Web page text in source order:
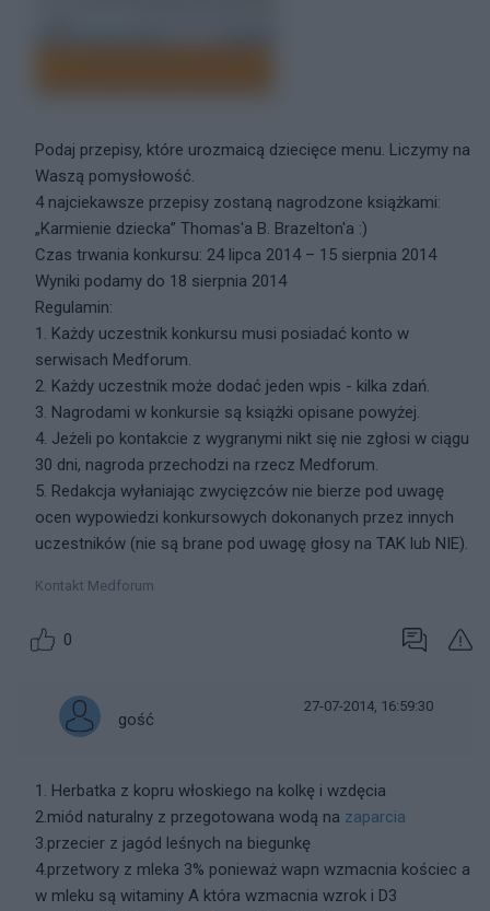
Podaj przepisy, które urozmaicą dziecięce menu. Liczymy na
Waszą pomysłowość.
4 najciekawsze przepisy zostaną nagrodzone książkami:
„Karmienie dziecka” Thomas'a B. Brazelton'a :)
Czas trwania konkursu: 24 lipca 2014 – 15 sierpnia 2014
Wyniki podamy do 18 sierpnia 2014
Regulamin:
1. Każdy uczestnik konkursu musi posiadać konto w
serwisach Medforum.
2. Każdy uczestnik może dodać jeden wpis - kilka zdań.
3. Nagrodami w konkursie są książki opisane powyżej.
4. Jeżeli po kontakcie z wygranymi nikt się nie zgłosi w ciągu
30 dni, nagroda przechodzi na rzecz Medforum.
5. Redakcja wyłaniając zwycięzców nie bierze pod uwagę
ocen wypowiedzi konkursowych dokonanych przez innych
uczestników (nie są brane pod uwagę głosy na TAK lub NIE).
Kontakt Medforum
0
gość
27-07-2014, 16:59:30
1. Herbatka z kopru włoskiego na kolkę i wzdęcia
2.miód naturalny z przegotowana wodą na zaparcia
3.przecier z jagód leśnych na biegunkę
4.przetwory z mleka 3% ponieważ wapn wzmacnia kościec a
w mleku są witaminy A która wzmacnia wzrok i D3